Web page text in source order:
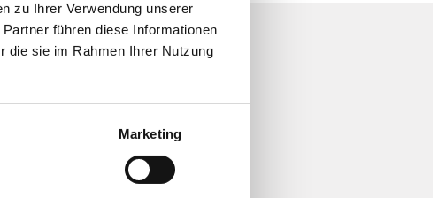
zu Ihrer Verwendung unserer
führen diese Informationen
die sie im Rahmen Ihrer Nutzung
Marketing